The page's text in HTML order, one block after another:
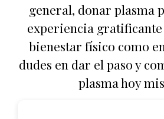
general, donar plasma
experiencia
bienestar físico como
dudes en dar el paso y
plasma hoy